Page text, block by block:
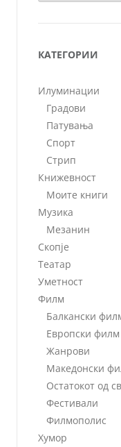
КАТЕГОРИИ
Илуминации
Градови
Патувања
Спорт
Стрип
Книжевност
Моите книги
Музика
Мезанин
Скопје
Театар
Уметност
Филм
Балкански
Европски филм
Жанрови
Македонски
Остатокот од
Фестивали
Филмополис
Хумор